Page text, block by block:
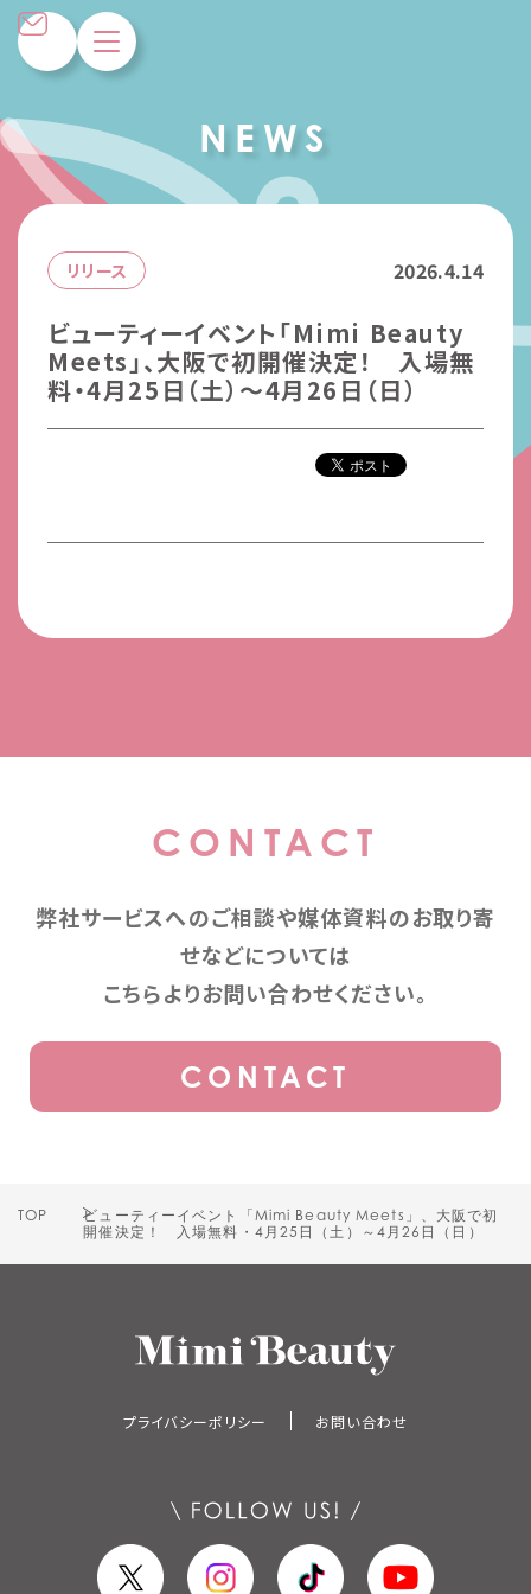
N E W S
リリース 2026.4.14
ビューティーイベント「Mimi Beauty
Meets」、大阪で初開催決定！ 入場無
料・4月25日（土）～4月26日（日）
CONTACT
弊社サービスへのご相談や媒体資料のお取り寄
せなどについては
こちらよりお問い合わせください。
CONTACT
TOP
ビューティーイベント「Mimi Beauty Meets」、大阪で初
開催決定！ 入場無料・4月25日（土）～4月26日（日）
プライバシーポリシー お問い合わせ